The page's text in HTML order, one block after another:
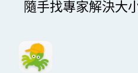
隨手找專家解決大